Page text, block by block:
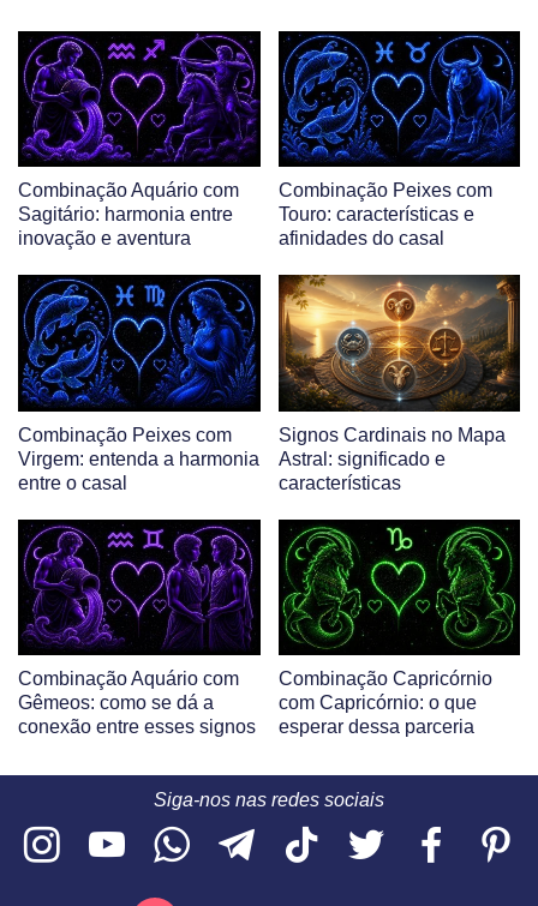
Combinação Aquário com
Sagitário: harmonia entre
inovação e aventura
Combinação Peixes com
Touro: características e
afinidades do casal
Combinação Peixes com
Virgem: entenda a harmonia
entre o casal
Signos Cardinais no Mapa
Astral: significado e
características
Combinação Aquário com
Gêmeos: como se dá a
conexão entre esses signos
Combinação Capricórnio
com Capricórnio: o que
esperar dessa parceria
Siga-nos nas redes sociais